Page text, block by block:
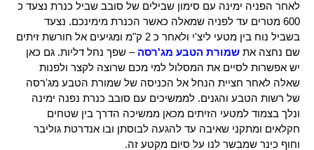
לאחר הפניה ימינה עם סימון שבילים של סובב שביל כנרת נצעד כ
600 מטרים עד לפניה שמאלה כאשר הכנרת מימינכם. נצעד
בשביל נוח בין מטעי ליצ'י ולאחר כ 2 ק"מ ומגיעים אל חורשת זיתים
שם נחצה את שמורת הטבע מג'רסה – שפך נחל דליות. גם כאן
יש אפשרות לסיים את המסלול למי מכם שרוצה לקצר ולפנות
שאלה לאחר חציית הנחל אל הכניסה של שמורת הטבע מג'רסה
של רשות הטבע והגנים. לממשיכים עם סובב כנרת נפנה ימינה
ונלך בצמוד למטעי הזיתים מכאן ממשיכה הדרך בין שטחים
חקלאים ומתקני שאיבה עד להגעה לבוסתן ובו אנדרטת גוליבר
וחוף כינר שמבשר לנו על סיום מקטע זה.